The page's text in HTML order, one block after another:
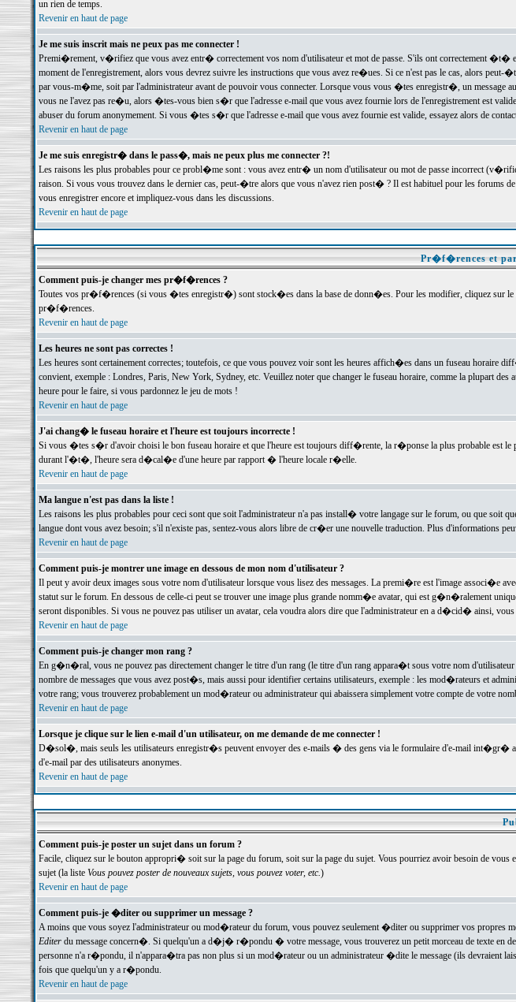
un rien de temps.
Revenir en haut de page
Je me suis inscrit mais ne peux pas me connecter !
Premi�rement, v�rifiez que vous avez entr� correctement vos nom d'utilisateur et mot de passe. S'ils ont correctement
moment de l'enregistrement, alors vous devrez suivre les instructions que vous avez re�ues. Si ce n'est pas le cas, alors
par vous-m�me, soit par l'administrateur avant de pouvoir vous connecter. Lorsque vous vous �tes enregistr�, un
vous ne l'avez pas re�u, alors �tes-vous bien s�r que l'adresse e-mail que vous avez fournie lors de l'enregistrement est
abuser du forum anonymement. Si vous �tes s�r que l'adresse e-mail que vous avez fournie est valide, essayez alors de
Revenir en haut de page
Je me suis enregistr� dans le pass�, mais ne peux plus me connecter ?!
Les raisons les plus probables pour ce probl�me sont : vous avez entr� un nom d'utilisateur ou mot de passe incorrect
raison. Si vous vous trouvez dans le dernier cas, peut-�tre alors que vous n'avez rien post� ? Il est habituel pour les
vous enregistrer encore et impliquez-vous dans les discussions.
Revenir en haut de page
Pr�f�rences et
Comment puis-je changer mes pr�f�rences ?
Toutes vos pr�f�rences (si vous �tes enregistr�) sont stock�es dans la base de donn�es. Pour les modifier, cliquez sur le
pr�f�rences.
Revenir en haut de page
Les heures ne sont pas correctes !
Les heures sont certainement correctes; toutefois, ce que vous pouvez voir sont les heures affich�es dans un fuseau
convient, exemple : Londres, Paris, New York, Sydney, etc. Veuillez noter que changer le fuseau horaire, comme la plupart
heure pour le faire, si vous pardonnez le jeu de mots !
Revenir en haut de page
J'ai chang� le fuseau horaire et l'heure est toujours incorrecte !
Si vous �tes s�r d'avoir choisi le bon fuseau horaire et que l'heure est toujours diff�rente, la r�ponse la plus probable
durant l'�t�, l'heure sera d�cal�e d'une heure par rapport � l'heure locale r�elle.
Revenir en haut de page
Ma langue n'est pas dans la liste !
Les raisons les plus probables pour ceci sont que soit l'administrateur n'a pas install� votre langage sur le forum, ou que soit
langue dont vous avez besoin; s'il n'existe pas, sentez-vous alors libre de cr�er une nouvelle traduction. Plus d'informations
Revenir en haut de page
Comment puis-je montrer une image en dessous de mon nom d'utilisateur ?
Il peut y avoir deux images sous votre nom d'utilisateur lorsque vous lisez des messages. La premi�re est l'image associ�e
statut sur le forum. En dessous de celle-ci peut se trouver une image plus grande nomm�e avatar, qui est g�n�ralement
seront disponibles. Si vous ne pouvez pas utiliser un avatar, cela voudra alors dire que l'administrateur en a d�cid� ainsi,
Revenir en haut de page
Comment puis-je changer mon rang ?
En g�n�ral, vous ne pouvez pas directement changer le titre d'un rang (le titre d'un rang appara�t sous votre nom
nombre de messages que vous avez post�s, mais aussi pour identifier certains utilisateurs, exemple : les mod�rateurs et
votre rang; vous trouverez probablement un mod�rateur ou administrateur qui abaissera simplement votre compte de votre
Revenir en haut de page
Lorsque je clique sur le lien e-mail d'un utilisateur, on me demande de me connecter !
D�sol�, mais seuls les utilisateurs enregistr�s peuvent envoyer des e-mails � des gens via le formulaire d'e-mail
d'e-mail par des utilisateurs anonymes.
Revenir en haut de page
Comment puis-je poster un sujet dans un forum ?
Facile, cliquez sur le bouton appropri� soit sur la page du forum, soit sur la page du sujet. Vous pourriez avoir besoin de
sujet (la liste Vous pouvez poster de nouveaux sujets, vous pouvez voter, etc.)
Revenir en haut de page
Comment puis-je �diter ou supprimer un message ?
A moins que vous soyez l'administrateur ou mod�rateur du forum, vous pouvez seulement �diter ou supprimer vos
Editerdu message concern�. Si quelqu'un a d�j� r�pondu � votre message, vous trouverez un petit morceau de texte en
personne n'a r�pondu, il n'appara�tra pas non plus si un mod�rateur ou un administrateur �dite le message (ils devraient
fois que quelqu'un y a r�pondu.
Revenir en haut de page